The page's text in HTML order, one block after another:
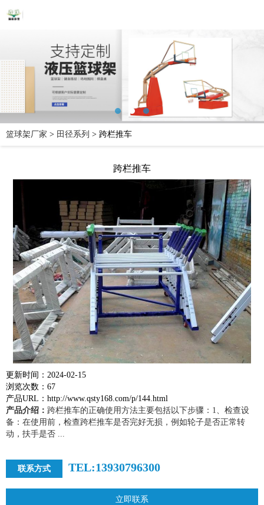
篮球架厂家 > 田径系列 > 跨栏推车
跨栏推车
更新时间：2024-02-15
浏览次数：67
产品URL：http://www.qsty168.com/p/144.html
产品介绍： 跨栏推车的正确使用方法主要包括以下步骤：1、检查设
备：在使用前，检查跨栏推车是否完好无损，例如轮子是否正常转
动，扶手是否 ...
联系方式 TEL:13930796300
立即联系